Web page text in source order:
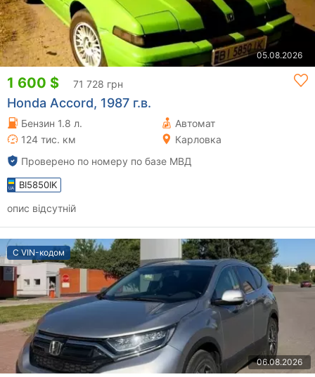
05.08.2026
1 600 $ 71 728 грн
Honda Accord, 1987 г.в.
Бензин 1.8 л.
Автомат
124 тис. км
Карловка
Проверено по номеру по базе МВД
BI5850IK
опис відсутній
С VIN-кодом
06.08.2026